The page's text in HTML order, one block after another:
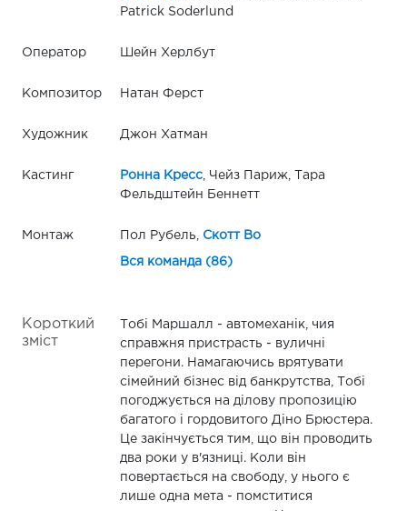
Patrick Soderlund
Оператор Шейн Херлбут
Композитор Натан Ферст
Художник Джон Хатман
Кастинг Ронна Кресс, Чейз Париж, Тара
Фельдштейн Беннетт
Монтаж Пол Рубель, Скотт Во
Вся команда (86)
Короткий
зміст
Тобі Маршалл - автомеханік, чия
справжня пристрасть - вуличні
перегони. Намагаючись врятувати
сімейний бізнес від банкрутства, Тобі
погоджується на ділову пропозицію
багатого і гордовитого Діно Брюстера.
Це закінчується тим, що він проводить
два роки у в'язниці. Коли він
повертається на свободу, у нього є
лише одна мета - помститися